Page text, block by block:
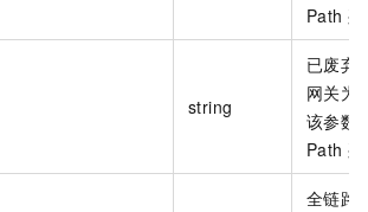
Path
string
已废弃
网关为
该参数
Path
全链路